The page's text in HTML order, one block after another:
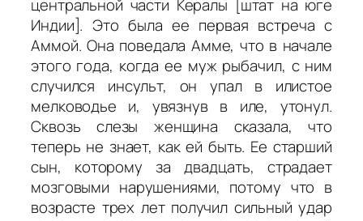
центральной части Кералы [штат на юге
Индии]. Это была ее первая встреча с
Аммой. Она поведала Амме, что в начале
этого года, когда ее муж рыбачил, с ним
случился инсульт, он упал в илистое
мелководье и, увязнув в иле, утонул.
Сквозь слезы женщина сказала, что
теперь не знает, как ей быть. Ее старший
сын, которому за двадцать, страдает
мозговыми нарушениями, потому что в
возрасте трех лет получил сильный удар